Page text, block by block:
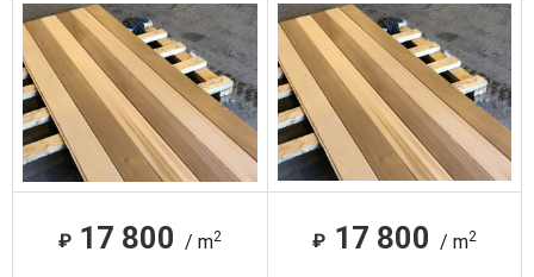
₽ 17 800 / m2 ₽ 17 800 / m2